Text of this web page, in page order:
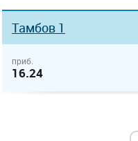
Тамбов 1
приб.
16.24